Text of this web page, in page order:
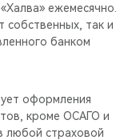
ежемесячно.
собственных, так и
банком
оформления
кроме ОСАГО и
любой страховой